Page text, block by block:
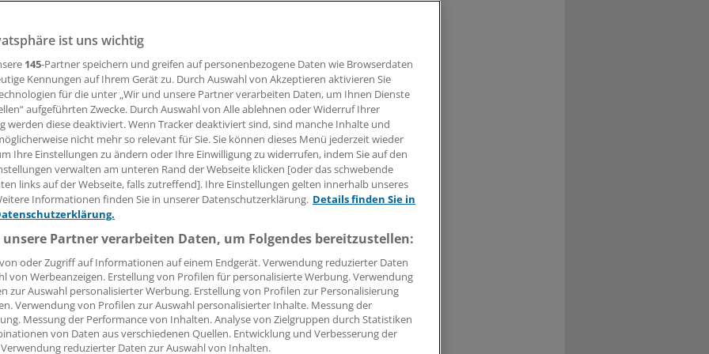
Leserin, lieber Leser,
Beitrag können Sie lesen, sobald Sie sich eingeloggt haben.
Jetzt anmelden »
Kostenlos registrieren »
vergessen?
Problem beim Login?
ist mit wenigen Klicks erledigt und kostenlos.
des kostenlosen Login:
Analysen, Hintergründe und Infografiken
auf allemedizinischen Berichte und Kommentare
Voraussetzungen für den Zugang
ist uns wichtig
145-Partner speichern und greifen auf personenbezogene Daten wie Browserdaten
Kennungen auf Ihrem Gerät zu. Durch Auswahl von Akzeptieren aktivieren Sie
für die unter „Wir und unsere Partner verarbeiten Daten, um Ihnen Dienste
aufgeführten Zwecke. Durch Auswahl von Alle ablehnen oder Widerruf Ihrer
werden diese deaktiviert. Wenn Tracker deaktiviert sind, sind manche Inhalte und
nicht mehr so relevant für Sie. Sie können dieses Menü jederzeit wieder
Ihre Einstellungen zu ändern oder Ihre Einwilligung zu widerrufen, indem Sie auf den
verwalten am unteren Rand der Webseite klicken [oder das schwebende
links auf der Webseite, falls zutreffend]. Ihre Einstellungen gelten innerhalb unseres
Informationen finden Sie in unserer Datenschutzerklärung. Details finden Sie in
Partner verarbeiten Daten, um Folgendes bereitzustellen:
oder Zugriff auf Informationen auf einem Endgerät. Verwendung reduzierter Daten
von Werbeanzeigen. Erstellung von Profilen für personalisierte Werbung. Verwendung
zur Auswahl personalisierter Werbung. Erstellung von Profilen zur Personalisierung
Verwendung von Profilen zur Auswahl personalisierter Inhalte. Messung der
Messung der Performance von Inhalten. Analyse von Zielgruppen durch Statistiken
von Daten aus verschiedenen Quellen. Entwicklung und Verbesserung der
reduzierter Daten zur Auswahl von Inhalten.